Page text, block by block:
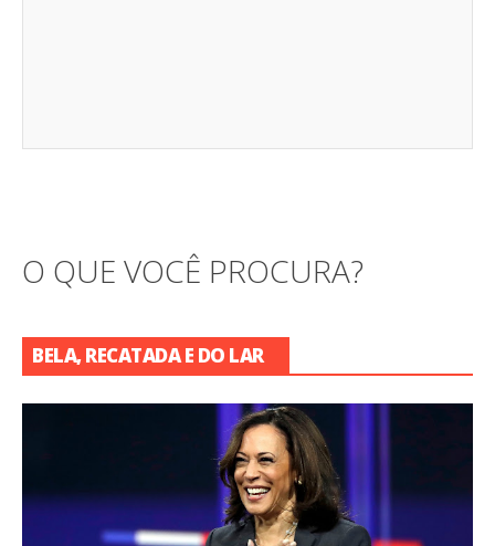
O QUE VOCÊ PROCURA?
BELA, RECATADA E DO LAR